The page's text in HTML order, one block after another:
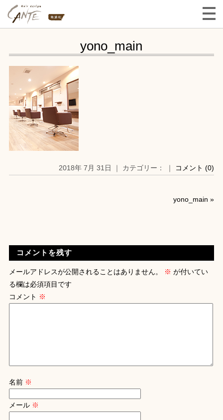
yono_main
2018年 7月 31日 ｜ カテゴリー： ｜ コメント (0)
yono_main »
コメントを残す
メールアドレスが公開されることはありません。 ※ が付いてい
る欄は必須項目です
コメント ※
名前 ※
メール ※